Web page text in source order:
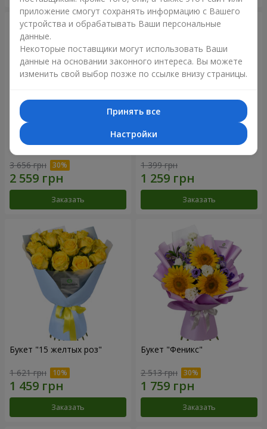
Букет "Крещатик"
3 656 грн
Заказать
Букет "Мы и лето"
1 399 грн
Заказать
Букет "15 желтых роз"
1 621 грн
Заказать
Букет "Феникс"
2 513 грн
Заказать
приложение смогут сохранять информацию с Вашего
устройства и обрабатывать Ваши персональные
данные.
Некоторые поставщики могут использовать Ваши
данные на основании законного интереса. Вы можете
изменить свой выбор позже по ссылке внизу страницы.
Принять все
Настройки